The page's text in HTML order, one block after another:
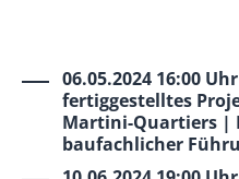
06.05.2024 16:00
fertiggestelltes
Martini-Quartiers |
baufachlicher